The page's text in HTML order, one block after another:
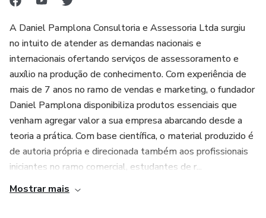
A Daniel Pamplona Consultoria e Assessoria Ltda surgiu
no intuito de atender as demandas nacionais e
internacionais ofertando serviços de assessoramento e
auxílio na produção de conhecimento. Com experiência de
mais de 7 anos no ramo de vendas e marketing, o fundador
Daniel Pamplona disponibiliza produtos essenciais que
venham agregar valor a sua empresa abarcando desde a
teoria a prática. Com base científica, o material produzido é
de autoria própria e direcionada também aos profissionais
iniciantes no ramo comercial, estudantes de r...
Mostrar mais